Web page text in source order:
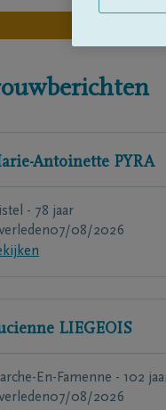
Antoinette PYRA
- 78 jaar
07/08/2026
LIEGEOIS
En-Famenne - 102
07/08/2026